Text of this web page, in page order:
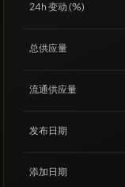
24h 变动 (%)
总供应量
流通供应量
发布日期
添加日期